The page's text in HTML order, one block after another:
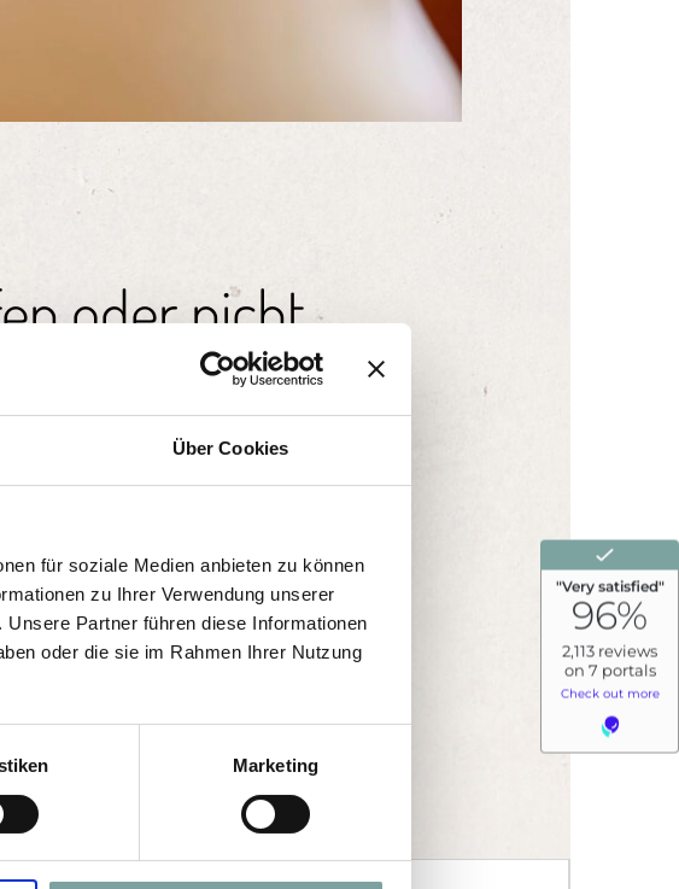
Über Cookies
für soziale Medien anbieten zu können
zu Ihrer Verwendung unserer
Partner führen diese Informationen
oder die sie im Rahmen Ihrer Nutzung
Marketing
oder nicht
unverbindliche Anfrage.